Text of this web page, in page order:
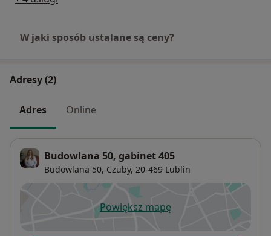
W jaki sposób ustalane są ceny?
Adresy (2)
Adres Online
Budowlana 50, gabinet 405
Budowlana 50, Czuby, 20-469 Lublin
Powiększ mapęotwiera się w nowej karcie